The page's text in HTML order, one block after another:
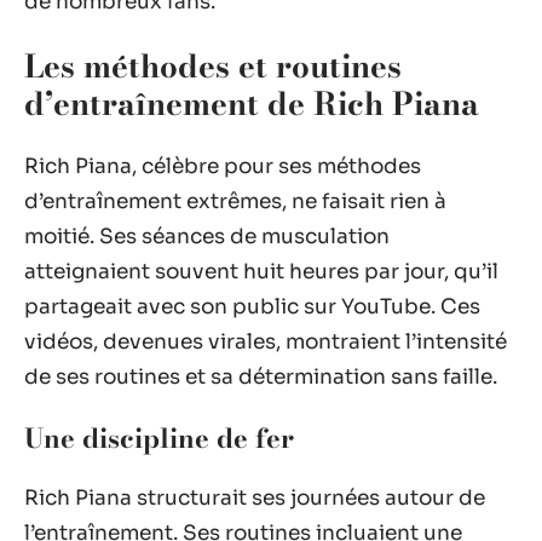
Les méthodes et routines
d’entraînement de Rich Piana
Rich Piana, célèbre pour ses méthodes
d’entraînement extrêmes, ne faisait rien à
moitié. Ses séances de musculation
atteignaient souvent huit heures par jour, qu’il
partageait avec son public sur YouTube. Ces
vidéos, devenues virales, montraient l’intensité
de ses routines et sa détermination sans faille.
Une discipline de fer
Rich Piana structurait ses journées autour de
l’entraînement. Ses routines incluaient une